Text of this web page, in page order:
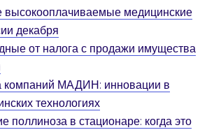
медицинские
декабря
от налога с продажи имущества
компаний МАДИН: инновации в
технологиях
поллиноза в стационаре: когда это